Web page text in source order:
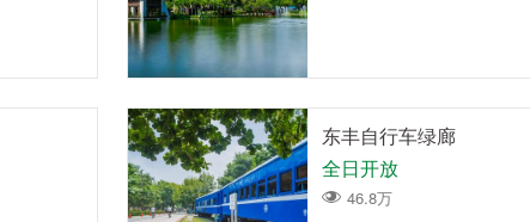
东丰自行车绿廊
全日开放
46.8万